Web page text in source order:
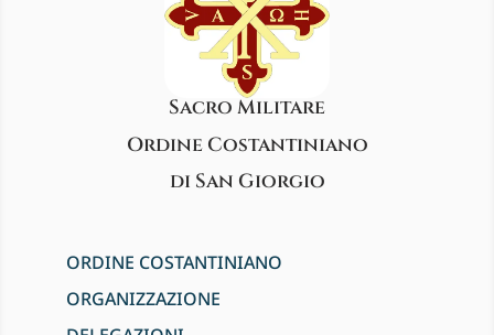
Sacro Militare
Ordine Costantiniano
di San Giorgio
ORDINE COSTANTINIANO
ORGANIZZAZIONE